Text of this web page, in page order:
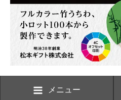
メニュー